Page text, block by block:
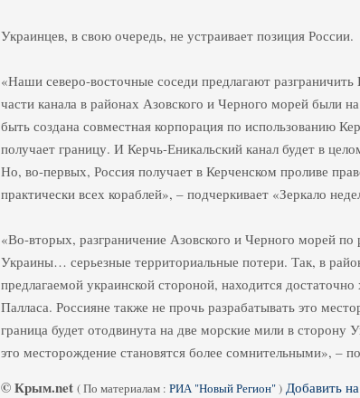
Украинцев, в свою очередь, не устраивает позиция России.
«Наши северо-восточные соседи предлагают
части канала в районах Азовского и Черного морей были
быть создана совместная корпорация по использованию
получает границу. И Керчь-Еникальский канал будет в
Но, во-первых, Россия получает в Керченском проливе
практически всех кораблей», – подчеркивает «Зеркало
«Во-вторых, разграничение Азовского и Черного морей по
Украины… серьезные территориальные потери. Так, в
предлагаемой украинской стороной, находится
Палласа. Россияне также не прочь разрабатывать это
граница будет отодвинута на две морские мили в сторону
это месторождение становятся более сомнительными», –
© Крым.net (По материалам : РИА "Новый Регион") Добавить на